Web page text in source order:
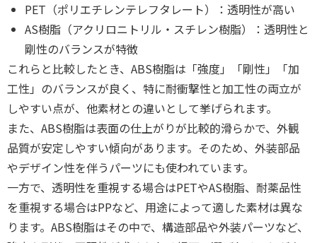
PET（ポリエチレンテレフタレート）：透明性が高い
AS樹脂（アクリロニトリル・スチレン樹脂）：透明性と
剛性のバランスが特徴
これらと比較したとき、ABS樹脂は「強度」「剛性」「加
工性」のバランスが良く、特に耐衝撃性と加工性の両立が
しやすい点が、他素材との違いとして挙げられます。
また、ABS樹脂は表面の仕上がりが比較的滑らかで、外観
品質が安定しやすい傾向があります。そのため、外装部品
やデザイン性を伴うパーツにも使われています。
一方で、透明性を重視する場合はPETやAS樹脂、耐薬品性
を重視する場合はPPなど、用途によって適した素材は異な
ります。ABS樹脂はその中で、構造部品や外装パーツなど、